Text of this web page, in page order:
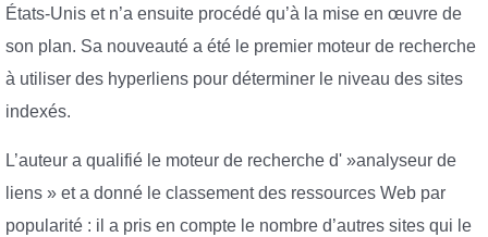
États-Unis et n’a ensuite procédé qu’à la mise en œuvre de
son plan. Sa nouveauté a été le premier moteur de recherche
à utiliser des hyperliens pour déterminer le niveau des sites
indexés.
L’auteur a qualifié le moteur de recherche d' »analyseur de
liens » et a donné le classement des ressources Web par
popularité : il a pris en compte le nombre d’autres sites qui le